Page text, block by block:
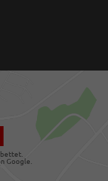
Google.